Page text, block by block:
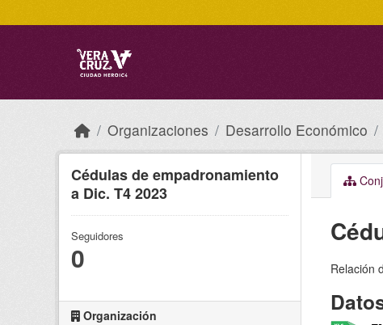
Organizaciones Desarrollo Económico
Cédulas de empadronamiento
a Dic. T4 2023
Seguidores
0
Organización
Relación